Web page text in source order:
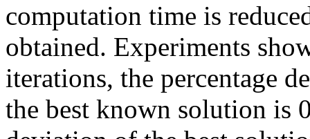
computation time is
obtained. Experiments
iterations, the percentage
the best known solution is